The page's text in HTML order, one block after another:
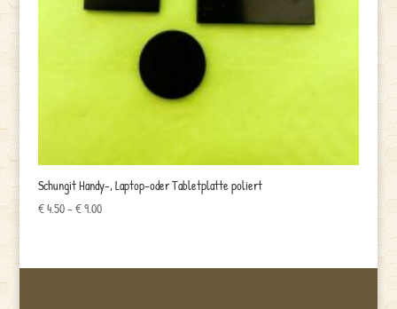
Schungit Handy-, Laptop-oder Tabletplatte poliert
€4.50–€9.00Preisspanne:
€ 9.00